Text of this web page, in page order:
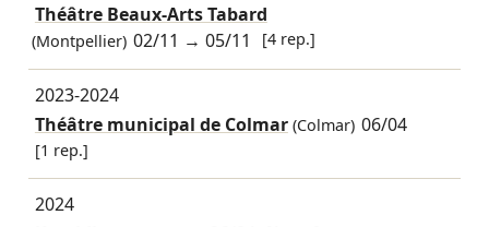
Théâtre Beaux-Arts Tabard
(Montpellier) 02/11 →05/11 [4 rep.]
2023-2024
Théâtre municipal de Colmar(Colmar) 06/04
[1 rep.]
2024